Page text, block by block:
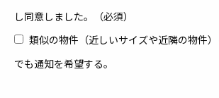
し同意しました。（必須）
類似の物件（近しいサイズや近隣の物件
でも通知を希望する。